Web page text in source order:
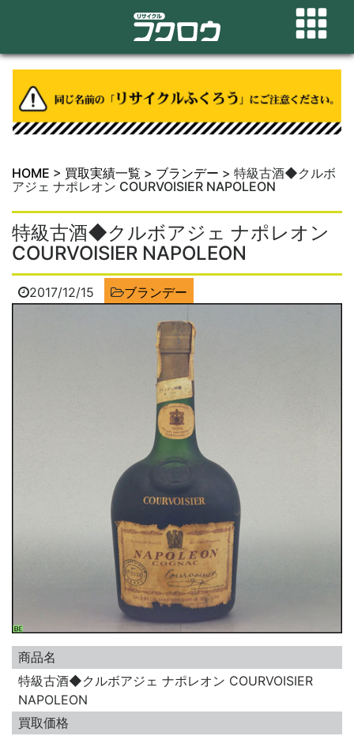
HOME > 買取実績一覧 > ブランデー > 特級古酒◆クルボ
アジェ ナポレオン COURVOISIER NAPOLEON
特級古酒◆クルボアジェ ナポレオン
COURVOISIER NAPOLEON
2017/12/15 ブランデー
商品名
特級古酒◆クルボアジェ ナポレオン COURVOISIER
NAPOLEON
買取価格